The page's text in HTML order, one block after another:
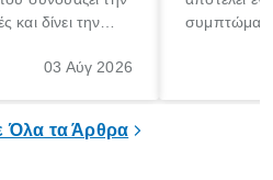
και δίνει την
λίγες μέρες
03 Αύγ 2026
Όλα τα Άρθρα